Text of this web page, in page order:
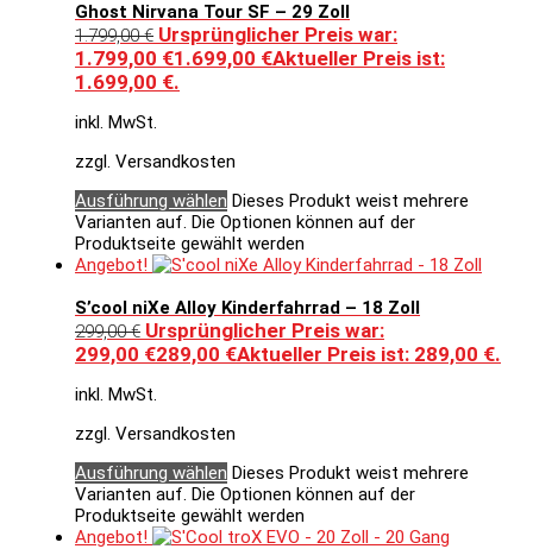
Ghost Nirvana Tour SF – 29 Zoll
1.799,00€ Ursprünglicher Preis war:
1.799,00 €1.699,00 €Aktueller Preis ist:
1.699,00 €.
inkl. MwSt.
zzgl. Versandkosten
Ausführung wählen Dieses Produkt weist mehrere
Varianten auf. Die Optionen können auf der
Produktseite gewählt werden
Angebot!
S’cool niXe Alloy Kinderfahrrad – 18 Zoll
299,00€ Ursprünglicher Preis war:
299,00 €289,00 €Aktueller Preis ist: 289,00 €.
inkl. MwSt.
zzgl. Versandkosten
Ausführung wählen Dieses Produkt weist mehrere
Varianten auf. Die Optionen können auf der
Produktseite gewählt werden
Angebot!